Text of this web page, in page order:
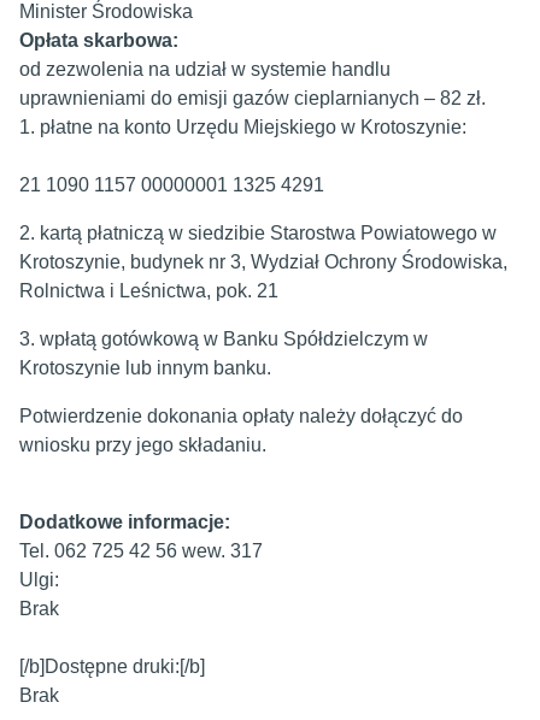
Minister Środowiska
Opłata skarbowa:
od zezwolenia na udział w systemie handlu
uprawnieniami do emisji gazów cieplarnianych – 82 zł.
1. płatne na konto Urzędu Miejskiego w Krotoszynie:
21 1090 1157 00000001 1325 4291
2. kartą płatniczą w siedzibie Starostwa Powiatowego w
Krotoszynie, budynek nr 3, Wydział Ochrony Środowiska,
Rolnictwa i Leśnictwa, pok. 21
3. wpłatą gotówkową w Banku Spółdzielczym w
Krotoszynie lub innym banku.
Potwierdzenie dokonania opłaty należy dołączyć do
wniosku przy jego składaniu.
Dodatkowe informacje:
Tel. 062 725 42 56 wew. 317
Ulgi:
Brak
[/b]Dostępne druki:[/b]
Brak